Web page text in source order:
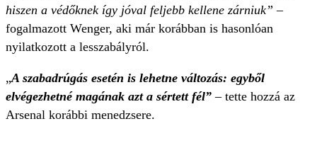
hiszen a védőknek így jóval feljebb kellene zárniuk”–
fogalmazott Wenger, aki már korábban is hasonlóan
nyilatkozott a lesszabályról.
„A szabadrúgás esetén is lehetne változás: egyből
elvégezhetné magának azt a sértett fél” – tette hozzá az
Arsenal korábbi menedzsere.